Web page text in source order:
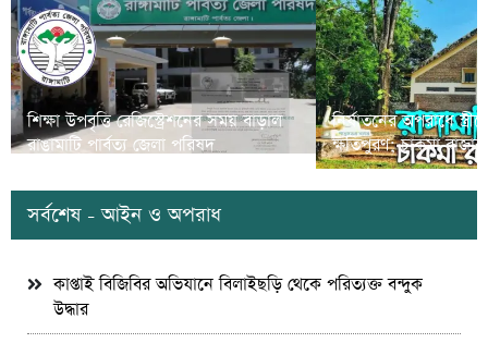
শিক্ষা উপবৃত্তি রেজিস্ট্রেশনের সময় বাড়াল
রাঙামাটি পার্বত্য জেলা পরিষদ
নির্যাতনের অপরাধে
ক্ষতিপুরণ; চাকমা
সর্বশেষ - আইন ও অপরাধ
কাপ্তাই বিজিবির অভিযানে বিলাইছড়ি থেকে পরিত্যক্ত বন্দুক
উদ্ধার